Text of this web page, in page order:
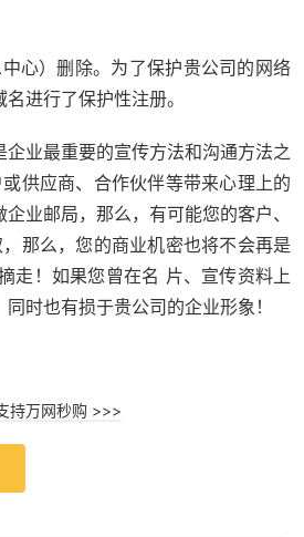
心）删除。为了保护贵公司的网络
进行了保护性注册。
业最重要的宣传方法和沟通方法之
供应商、合作伙伴等带来心理上的
业邮局，那么，有可能您的客户、
那么，您的商业机密也将不会再是
走！如果您曾在名 片、宣传资料上
时也有损于贵公司的企业形象！
持万网秒购 >>>